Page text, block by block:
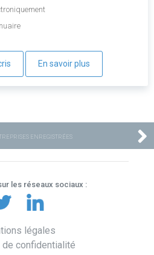
En savoir plus
ENREGISTRÉES
les réseaux sociaux :
légales
confidentialité